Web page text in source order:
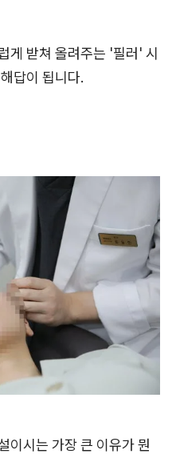
게 받쳐 올려주는 '필러' 시
답이 됩니다.
이시는 가장 큰 이유가 뭔